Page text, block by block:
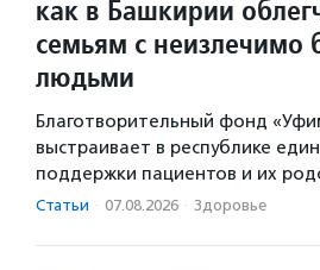
как в Башкирии
семьям с неизлечимо
людьми
Благотворительный фонд
выстраивает в республике
поддержки пациентов и их
Статьи · 07.08.2026 · Здоровье